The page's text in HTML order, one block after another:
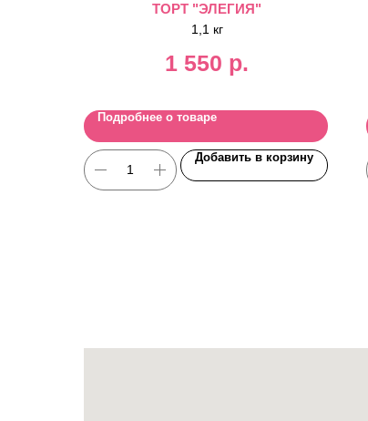
ТОРТ "ЭЛЕГИЯ"
1,1 кг
1 550 р.
Подробнее о товаре
Добавить в корзину